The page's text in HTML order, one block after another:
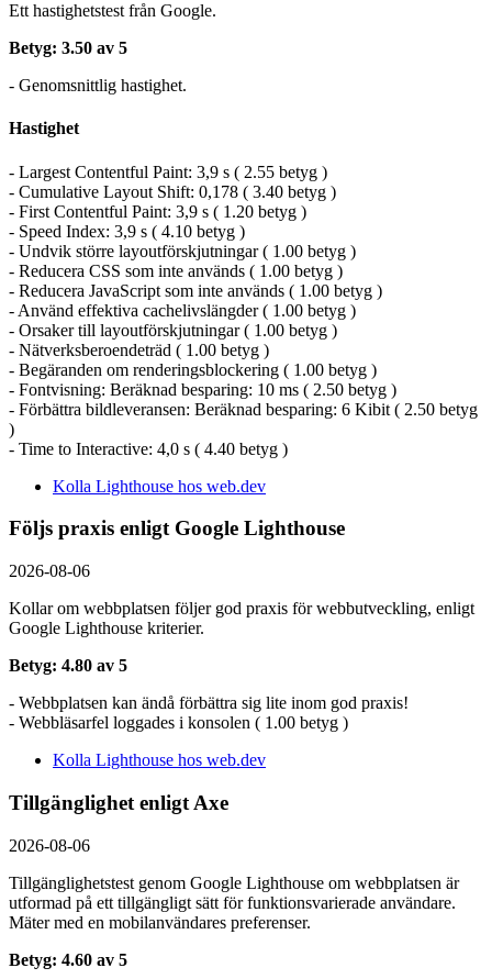
Ett hastighetstest från Google.
Betyg: 3.50 av 5
- Genomsnittlig hastighet.
Hastighet
- Largest Contentful Paint: 3,9 s ( 2.55 betyg )
- Cumulative Layout Shift: 0,178 ( 3.40 betyg )
- First Contentful Paint: 3,9 s ( 1.20 betyg )
- Speed Index: 3,9 s ( 4.10 betyg )
- Undvik större layoutförskjutningar ( 1.00 betyg )
- Reducera CSS som inte används ( 1.00 betyg )
- Reducera JavaScript som inte används ( 1.00 betyg )
- Använd effektiva cachelivslängder ( 1.00 betyg )
- Orsaker till layoutförskjutningar ( 1.00 betyg )
- Nätverksberoendeträd ( 1.00 betyg )
- Begäranden om renderingsblockering ( 1.00 betyg )
- Fontvisning: Beräknad besparing: 10 ms ( 2.50 betyg )
- Förbättra bildleveransen: Beräknad besparing: 6 Kibit ( 2.50 betyg
)
- Time to Interactive: 4,0 s ( 4.40 betyg )
Kolla Lighthouse hos web.dev
Följs praxis enligt Google Lighthouse
2026-08-06
Kollar om webbplatsen följer god praxis för webbutveckling, enligt
Google Lighthouse kriterier.
Betyg: 4.80 av 5
- Webbplatsen kan ändå förbättra sig lite inom god praxis!
- Webbläsarfel loggades i konsolen ( 1.00 betyg )
Kolla Lighthouse hos web.dev
Tillgänglighet enligt Axe
2026-08-06
Tillgänglighetstest genom Google Lighthouse om webbplatsen är
utformad på ett tillgängligt sätt för funktionsvarierade användare.
Mäter med en mobil­användares preferenser.
Betyg: 4.60 av 5